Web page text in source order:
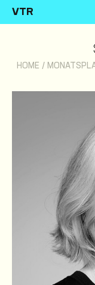
VTR
HOME /